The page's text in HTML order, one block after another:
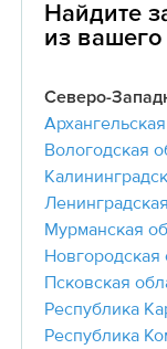
Найдите
из
Северо-
Вологодская
Мурманская
Новгородская
Псковская
Республика
Республика